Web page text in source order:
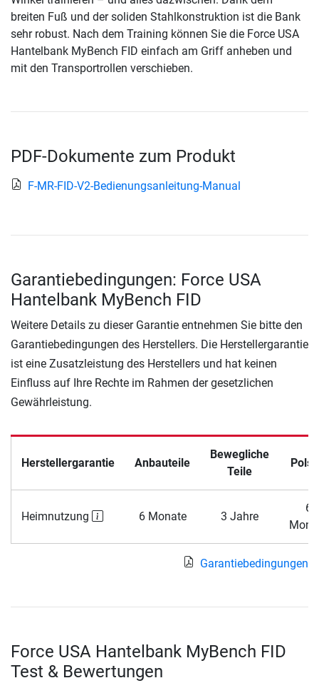
breiten Fuß und der soliden Stahlkonstruktion ist die Bank
sehr robust. Nach dem Training können Sie die Force USA
Hantelbank MyBench FID einfach am Griff anheben und
mit den Transportrollen verschieben.
PDF-Dokumente zum Produkt
F-MR-FID-V2-Bedienungsanleitung-Manual
Garantiebedingungen: Force USA
Hantelbank MyBench FID
Weitere Details zu dieser Garantie entnehmen Sie bitte den
Garantiebedingungen des Herstellers. Die Herstellergarantie
ist eine Zusatzleistung des Herstellers und hat keinen
Einfluss auf Ihre Rechte im Rahmen der gesetzlichen
Gewährleistung.
Herstellergarantie Anbauteile
Bewegliche
Teile
Heimnutzung 6 Monate 3 Jahre
6
Garantiebedingungen
Force USA Hantelbank MyBench FID
Test & Bewertungen